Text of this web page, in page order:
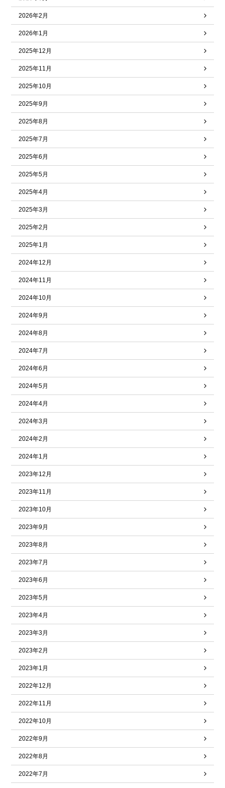
2026年2月
2026年1月
2025年12月
2025年11月
2025年10月
2025年9月
2025年8月
2025年7月
2025年6月
2025年5月
2025年4月
2025年3月
2025年2月
2025年1月
2024年12月
2024年11月
2024年10月
2024年9月
2024年8月
2024年7月
2024年6月
2024年5月
2024年4月
2024年3月
2024年2月
2024年1月
2023年12月
2023年11月
2023年10月
2023年9月
2023年8月
2023年7月
2023年6月
2023年5月
2023年4月
2023年3月
2023年2月
2023年1月
2022年12月
2022年11月
2022年10月
2022年9月
2022年8月
2022年7月